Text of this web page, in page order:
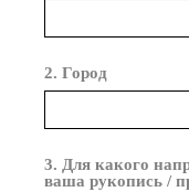
2. Город
3. Для какого
ваша рукопись /